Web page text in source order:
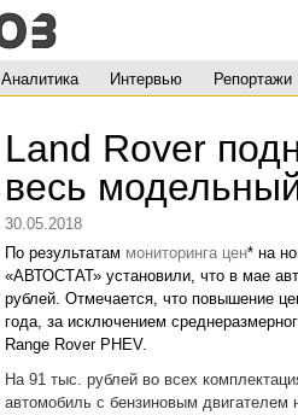
Аналитика Интервью Репортажи
Land Rover
весь
30.05.2018
По результатам мониторинга цен* на
«АВТОСТАТ» установили, что в мае
рублей. Отмечается, что повышение
года, за исключением
Range Rover PHEV.
На 91 тыс. рублей во всех
автомобиль с бензиновым